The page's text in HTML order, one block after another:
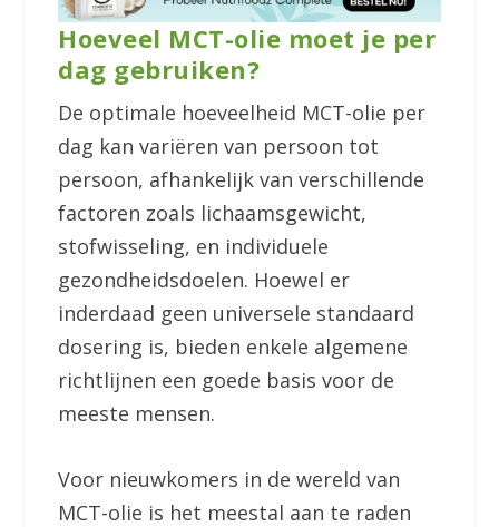
Hoeveel MCT-olie moet je per
dag gebruiken?
De optimale hoeveelheid MCT-olie per
dag kan variëren van persoon tot
persoon, afhankelijk van verschillende
factoren zoals lichaamsgewicht,
stofwisseling, en individuele
gezondheidsdoelen. Hoewel er
inderdaad geen universele standaard
dosering is, bieden enkele algemene
richtlijnen een goede basis voor de
meeste mensen.
Voor nieuwkomers in de wereld van
MCT-olie is het meestal aan te raden